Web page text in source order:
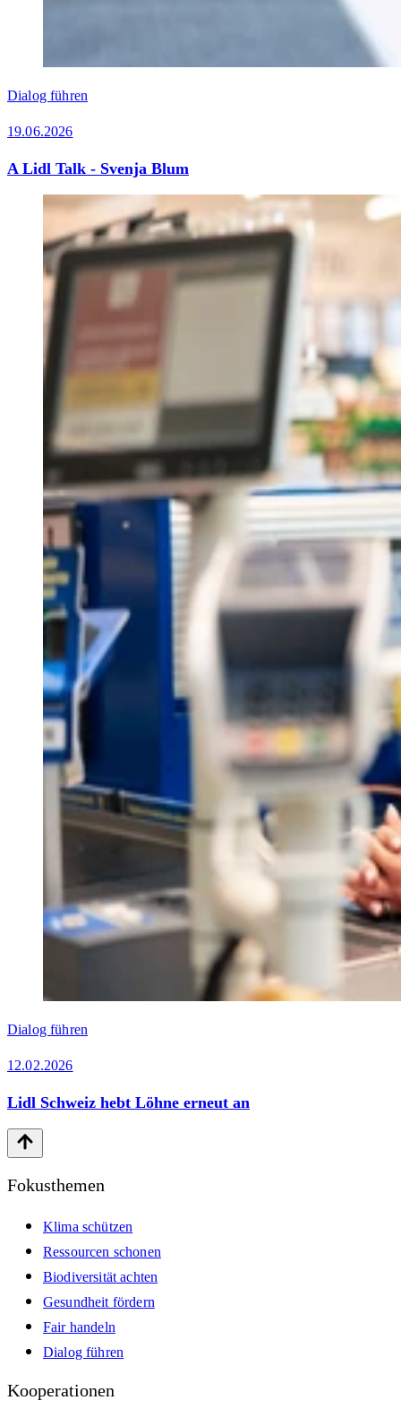
Dialog führen
19.06.2026
A Lidl Talk - Svenja Blum
Dialog führen
12.02.2026
Lidl Schweiz hebt Löhne erneut an
Fokusthemen
Klima schützen
Ressourcen schonen
Biodiversität achten
Gesundheit fördern
Fair handeln
Dialog führen
Kooperationen